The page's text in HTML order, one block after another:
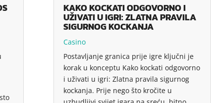
KAKO KOCKATI ODGOVORNO I
UŽIVATI U IGRI: ZLATNA PRAVILA
SIGURNOG KOCKANJA
Casino
Postavljanje granica prije igre ključni je
korak u konceptu Kako kockati odgovorno
i uživati u igri: Zlatna pravila sigurnog
kockanja. Prije nego što kročite u